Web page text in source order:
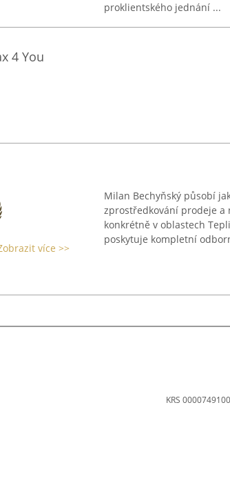
proklientského jednání ...
4 You
více >>
Milan Bechyňský působí
zprostředkování prodeje a
konkrétně v oblastech
poskytuje kompletní
KRS